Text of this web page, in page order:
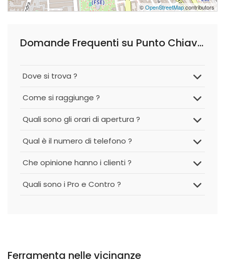
©OpenStreetMapcontributors
Domande Frequenti su Punto Chiave - Sicurezza
Dove si trova ?
Come si raggiunge ?
Quali sono gli orari di apertura ?
Qual è il numero di telefono ?
Che opinione hanno i clienti ?
Quali sono i Pro e Contro ?
Ferramenta nelle vicinanze